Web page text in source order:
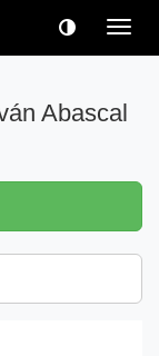
Abascal